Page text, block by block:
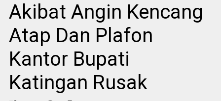
Akibat Angin Kencang
Atap Dan Plafon
Kantor Bupati
Katingan Rusak